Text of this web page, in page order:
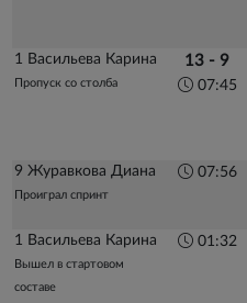
1 Васильева Карина
Пропуск со столба
13 - 9
07:45
9 Журавкова Диана
Проиграл спринт
07:56
1 Васильева Карина
Вышел в стартовом
составе
01:32